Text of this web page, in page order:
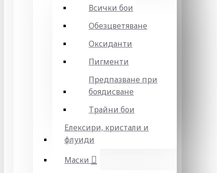
Всички бои
Обезцветяване
Оксиданти
Пигменти
Предпазване при
боядисване
Трайни бои
Елексири, кристали и
флуиди
Маски